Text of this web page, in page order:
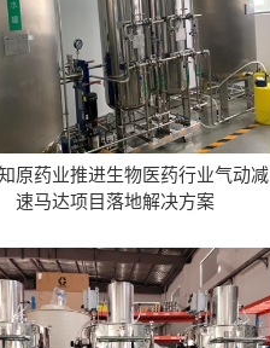
原药业推进生物医药行业气动减
速马达项目落地解决方案